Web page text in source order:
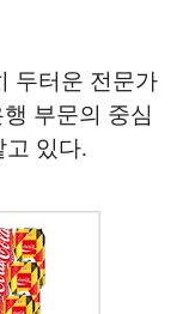
두터운 전문가
부문의 중심
있다.